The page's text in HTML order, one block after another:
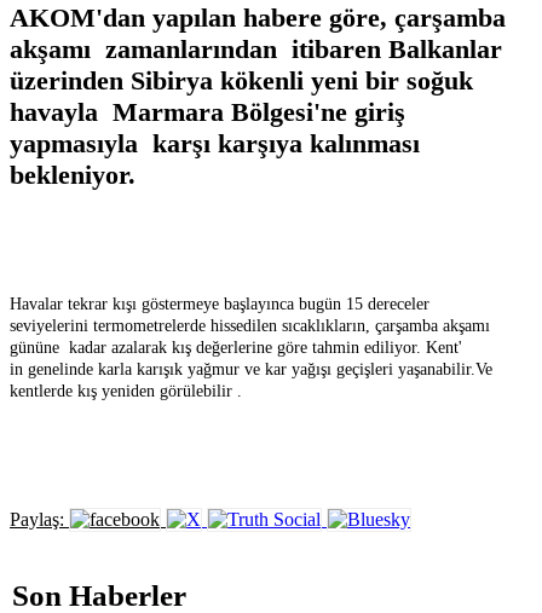
AKOM'dan yapılan habere göre, çarşamba
akşamı zamanlarından itibaren Balkanlar
üzerinden Sibirya kökenli yeni bir soğuk
havayla Marmara Bölgesi'ne giriş
yapmasıyla karşı karşıya kalınması
bekleniyor.
Havalar tekrar kışı göstermeye başlayınca bugün 15 dereceler
seviyelerini termometrelerde hissedilen sıcaklıkların, çarşamba akşamı
gününe kadar azalarak kış değerlerine göre tahmin ediliyor. Kent'
in genelinde karla karışık yağmur ve kar yağışı geçişleri yaşanabilir.Ve
kentlerde kış yeniden görülebilir .
Paylaş:
Son Haberler